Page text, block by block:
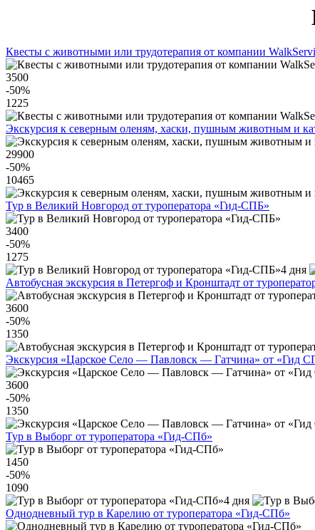
Квесты с животными или трудотерапия от компании
3500
-50%
1225
Экскурсия к северным оленям, хаски, пушным животным и
29900
-50%
10465
Тур в Великий Новгород от туроператора «Гид-СПБ»
3400
-50%
1275
4 дня
Автобусная экскурсия в Петергоф и Кронштадт от
3600
-50%
1350
Экскурсия «Царское Село — Павловск — Гатчина» от «Гид
3600
-50%
1350
Тур в Выборг от туроператора «Гид-СПб»
1450
-50%
1090
4 дня
Однодневный тур в Карелию от туроператора «Гид-СПб»